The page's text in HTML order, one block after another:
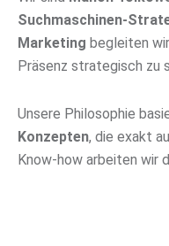
Suchmaschinen-
Marketing begleiten
Präsenz strategisch zu
Unsere Philosophie
Konzepten, die exakt
Know-how arbeiten wir